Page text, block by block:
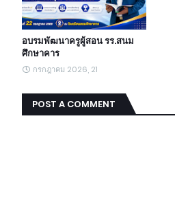
อบรมพัฒนาครูผู้สอน รร.สนม
ศึกษาคาร
กรกฎาคม 2026, 21
POST A COMMENT